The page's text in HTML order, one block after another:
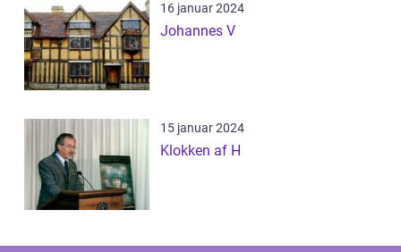
16 januar 2024
Johannes V
15 januar 2024
Klokken af H